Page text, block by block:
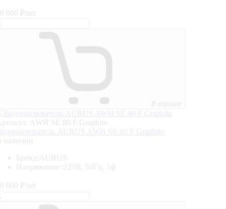
000 ₽/шт
В корзину
AWH SE 80 F Graphite
AURUS AWH SE 80 F Graphite
наличии
Бренд:
AURUS
Напряжение :
220В, 50Гц, 1ф
000 ₽/шт